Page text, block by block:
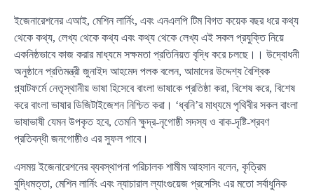
ইজেনারেশনের এআই, মেশিন লার্নিং, এবং এনএলপি টিম বিগত কয়েক বছর ধরে কথ্য
থেকে কথ্য, লেখ্য থেকে কথ্য এবং কথ্য থেকে লেখ্য এই সকল প্রযুক্তি নিয়ে
একনিষ্ঠভাবে কাজ করার মাধ্যমে সক্ষমতা প্রতিনিয়ত বৃদ্ধি করে চলছে।। উদ্বোধনী
অনুষ্ঠানে প্রতিমন্ত্রী জুনাইদ আহমেদ পলক বলেন, আমাদের উদ্দেশ্য বৈশ্বিক
প্ল্যাটফর্মে নেতৃস্থানীয় ভাষা হিসেবে বাংলা ভাষাকে প্রতিষ্ঠা করা, বিশেষ করে, বিশেষ
করে বাংলা ভাষার ডিজিটাইজেশন নিশ্চিত করা। ‘ধ্বনি’র মাধ্যমে পৃথিবীর সকল বাংলা
ভাষাভাষী যেমন উপকৃত হবে, তেমনি ক্ষুদ্র-নৃগোষ্ঠী সদস্য ও বাক-দৃষ্টি-শ্রবণ
প্রতিবন্ধী জনগোষ্ঠীও এর সুফল পাবে।
এসময় ইজেনারেশনের ব্যবস্থাপনা পরিচালক শামীম আহসান বলেন, কৃত্রিম
বুদ্ধিমত্তা, মেশিন লার্নিং এবং ন্যাচারাল ল্যাংগুয়েজ প্রসেসিং এর মতো সর্বাধুনিক